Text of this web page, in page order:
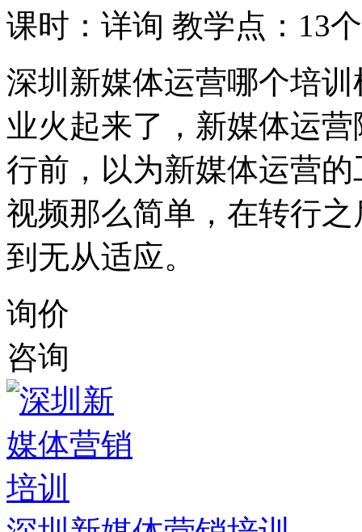
课时：详询 教学点：13个
深圳新媒体运营哪个培
业火起来了，新媒体运
行前，以为新媒体运营
视频那么简单，在转行
到无从适应。
询价
咨询